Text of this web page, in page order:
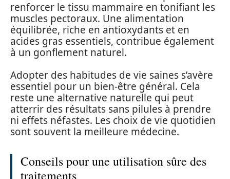
renforcer le tissu mammaire en tonifiant les
muscles pectoraux. Une alimentation
équilibrée, riche en antioxydants et en
acides gras essentiels, contribue également
à un gonflement naturel.
Adopter des habitudes de vie saines s’avère
essentiel pour un bien-être général. Cela
reste une alternative naturelle qui peut
atterrir des résultats sans pilules à prendre
ni effets néfastes. Les choix de vie quotidien
sont souvent la meilleure médecine.
Conseils pour une utilisation sûre des
traitements